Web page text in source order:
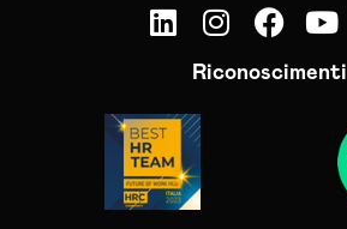
Riconoscimenti